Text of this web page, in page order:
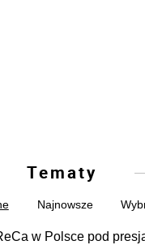
Tematy
Najnowsze
w Polsce pod